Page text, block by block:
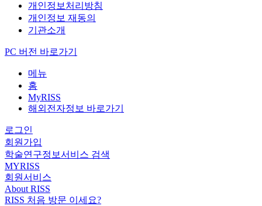
개인정보처리방침
개인정보 재동의
기관소개
PC 버전 바로가기
메뉴
홈
MyRISS
해외전자정보 바로가기
로그인
회원가입
학술연구정보서비스 검색
MYRISS
회원서비스
About RISS
RISS 처음 방문 이세요?